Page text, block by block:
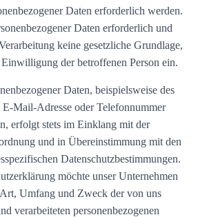
Daten erforderlich werden.
Daten erforderlich und
keine gesetzliche Grundlage,
der betroffenen Person ein.
Daten, beispielsweise des
Mail-Adresse oder Telefonnummer
erfolgt stets im Einklang mit der
und in Übereinstimmung mit den
Datenschutzbestimmungen.
möchte unser Unternehmen
Umfang und Zweck der von uns
verarbeiteten personenbezogenen